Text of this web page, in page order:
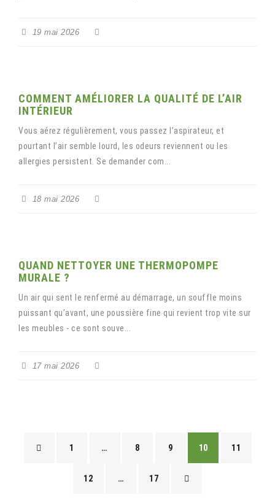
19 mai 2026
COMMENT AMÉLIORER LA QUALITÉ DE L’AIR
INTÉRIEUR
Vous aérez régulièrement, vous passez l’aspirateur, et
pourtant l’air semble lourd, les odeurs reviennent ou les
allergies persistent. Se demander com...
18 mai 2026
QUAND NETTOYER UNE THERMOPOMPE
MURALE ?
Un air qui sent le renfermé au démarrage, un souffle moins
puissant qu’avant, une poussière fine qui revient trop vite sur
les meubles - ce sont souve...
17 mai 2026
1 … 8 9 10 11
12 … 17